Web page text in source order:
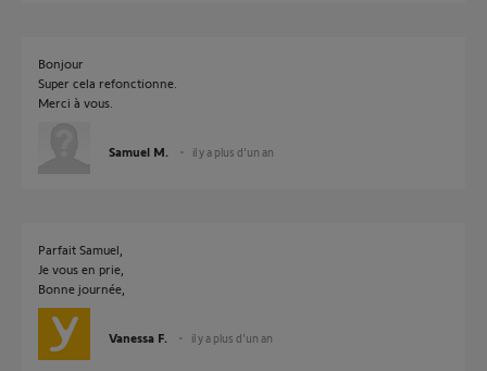
Bonjour
Super cela refonctionne.
Merci à vous.
Samuel M. il y a plus d'un an
Parfait Samuel,
Je vous en prie,
Bonne journée,
Vanessa F. il y a plus d'un an